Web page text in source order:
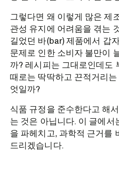
그렇다면 왜 이렇게 많은 제
관성 유지에 어려움을 겪는
길었던 바(bar) 제품에서 갑
문제로 인한 소비자 불만이
까? 레시피는 그대로인데도
때로는 딱딱하고 끈적거리
엇일까?
식품 규정을 준수한다고 해
는 것은 아닙니다. 이 글에서
을 파헤치고, 과학적 근거를
드리겠습니다.